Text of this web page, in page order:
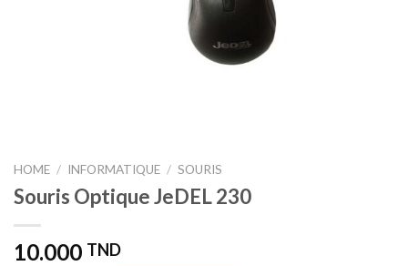
HOME / INFORMATIQUE / SOURIS
Souris Optique JeDEL 230
10.000 TND